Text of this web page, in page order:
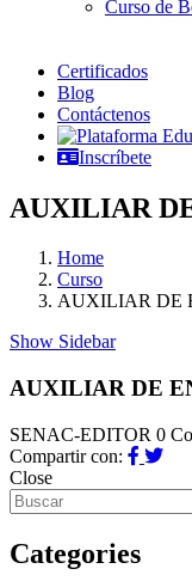
Curso de
Certificados
Blog
Contáctenos
Inscríbete
AUXILIAR
Home
Curso
AUXILIAR DE
Show Sidebar
AUXILIAR DE
SENAC-EDITOR 0
Compartir con:
Close
Categories